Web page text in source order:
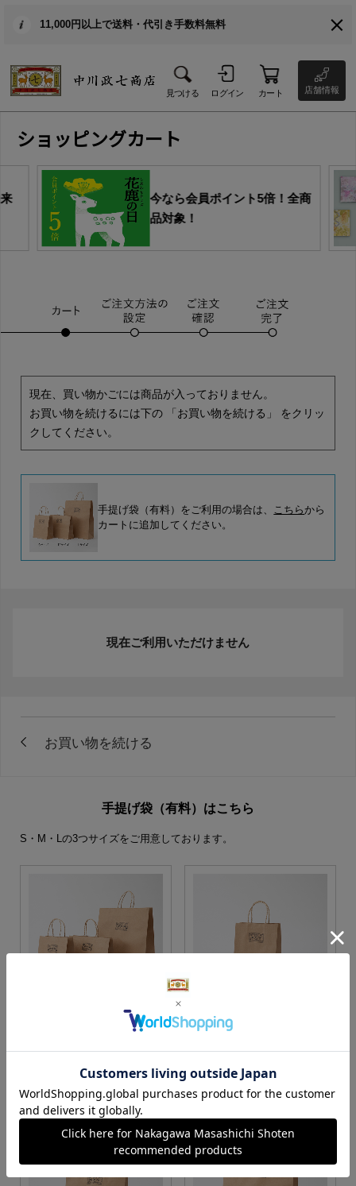
11,000円以上で送料・代引き手数料無料
見つける ログイン カート 店舗情報
ショッピングカート
今なら会員ポイント5倍！全商
品対象！
現在、買い物かごには商品が入っておりません。
お買い物を続けるには下の 「お買い物を続ける」 をクリッ
クしてください。
手提げ袋（有料）をご利用の場合は、 こちらから
カートに追加してください。
現在ご利用いただけません
手提げ袋（有料）はこちら
S・M・Lの3つサイズをご用意しております。
S・M・Lサイズより当店に
カートに入れる
Sサイズ
カートに入れる